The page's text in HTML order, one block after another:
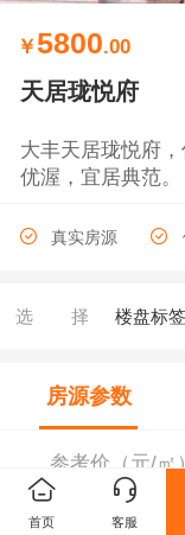
￥5800.00
天居珑悦府
大丰天居珑悦府
优渥，宜居典范。
真实房源
选择 楼盘标签
房源参数
参考价（元/㎡
首页 客服